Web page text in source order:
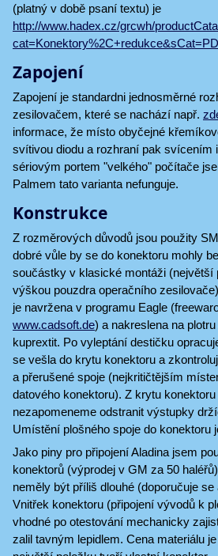
(platný v době psaní textu) je
http://www.hadex.cz/grcwh/
Zapojení
Zapojení je standardni jednosměrné
zesilovačem, které se nachází např.
informace, že místo obyčejné
svítivou diodu a rozhraní pak svícením
sériovým portem "velkého" počítače
Palmem tato varianta nefunguje.
Konstrukce
Z rozměrových důvodů jsou použity
dobré vůle by se do konektoru mohly
součástky v klasické montáži (největší
výškou pouzdra operačního
je navržena v programu Eagle
www.cadsoft.de) a nakreslena na
kuprextit. Po vyleptání destičku
se vešla do krytu konektoru a
a přerušené spoje (nejkritičtějším
datového konektoru). Z krytu
nezapomeneme odstranit výstupky
Umístění plošného spoje do konektoru
Jako piny pro připojení Aladina jsem
konektorů (výprodej v GM za 50
neměly být příliš dlouhé (doporučuje
Vnitřek konektoru (připojení vývodů k
vhodné po otestování mechanicky
zalil tavným lepidlem. Cena materiálu